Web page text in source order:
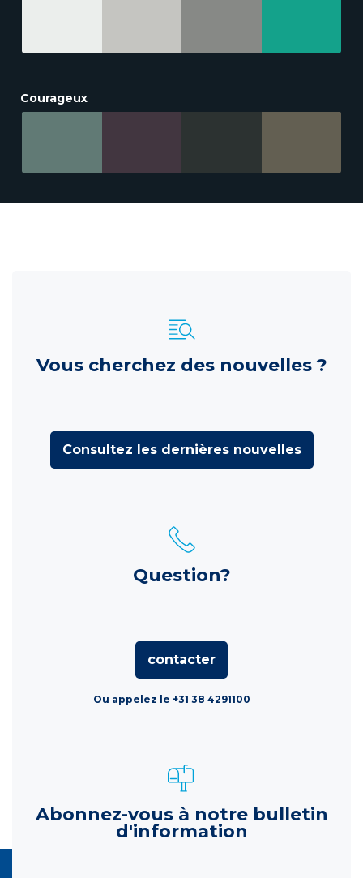
Courageux
Vous cherchez des nouvelles ?
Consultez les dernières nouvelles
Question?
contacter
Ou appelez le +31 38 4291100
Abonnez-vous à notre bulletin
d'information